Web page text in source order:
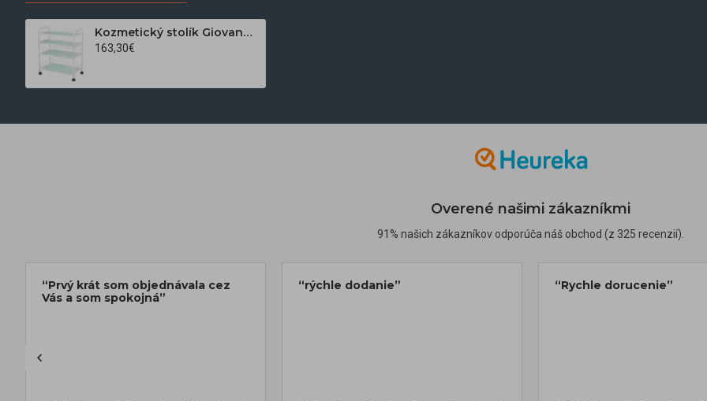
Kozmetický stolík Giovanni 1015A
163,30€
Overené našimi zákazníkmi
91% našich zákazníkov odporúča náš obchod (z 325 recenzií).
“Prvý krát som objednávala cez
Vás a som spokojná”
“rýchle dodanie” “Rychle dorucenie”